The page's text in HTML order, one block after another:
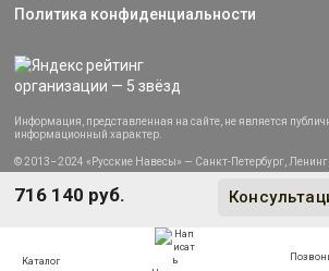
716 140 руб.
Каталог
Политика конфиденциальности
Информация, представленная на сайте, не является
информационный характер.
© 2013–2024 «Русские Навесы» — Санкт-Петербург,
защищены.